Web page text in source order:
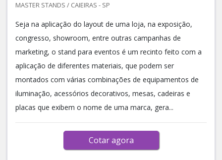
MASTER STANDS / CAIEIRAS - SP
Seja na aplicação do layout de uma loja, na exposição,
congresso, showroom, entre outras campanhas de
marketing, o stand para eventos é um recinto feito com a
aplicação de diferentes materiais, que podem ser
montados com várias combinações de equipamentos de
iluminação, acessórios decorativos, mesas, cadeiras e
placas que exibem o nome de uma marca, gera...
Cotar agora